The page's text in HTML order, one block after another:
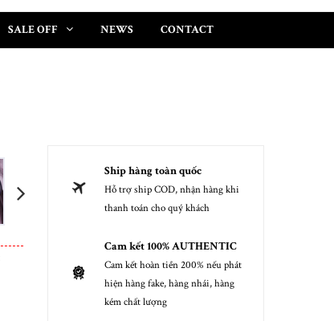
SALE OFF NEWS CONTACT
next
Ship hàng toàn quốc
Hỗ trợ ship COD, nhận hàng khi
thanh toán cho quý khách
Cam kết 100% AUTHENTIC
Cam kết hoàn tiền 200% nếu phát
hiện hàng fake, hàng nhái, hàng
kém chất lượng